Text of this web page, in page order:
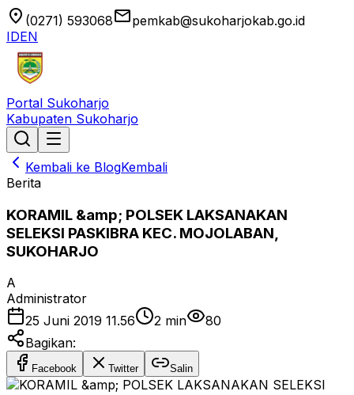
location_on (0271) 593068emailpemkab@sukoharjokab.go.id
IDEN
Portal Sukoharjo
Kabupaten Sukoharjo
Kembali ke BlogKembali
Berita
KORAMIL &amp; POLSEK LAKSANAKAN
SELEKSI PASKIBRA KEC. MOJOLABAN,
SUKOHARJO
A
Administrator
25 Juni 2019 11.56
2 min
80
Bagikan:
Facebook Twitter Salin